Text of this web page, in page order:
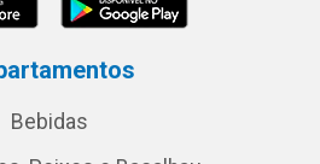
Bebidas